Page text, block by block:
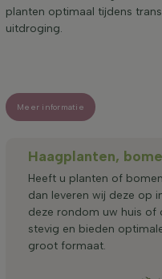
planten optimaal tijdens
uitdroging.
Meer informatie
Haagplanten,
Heeft u planten of
dan leveren wij deze op
deze rondom uw huis of
stevig en bieden
groot formaat.